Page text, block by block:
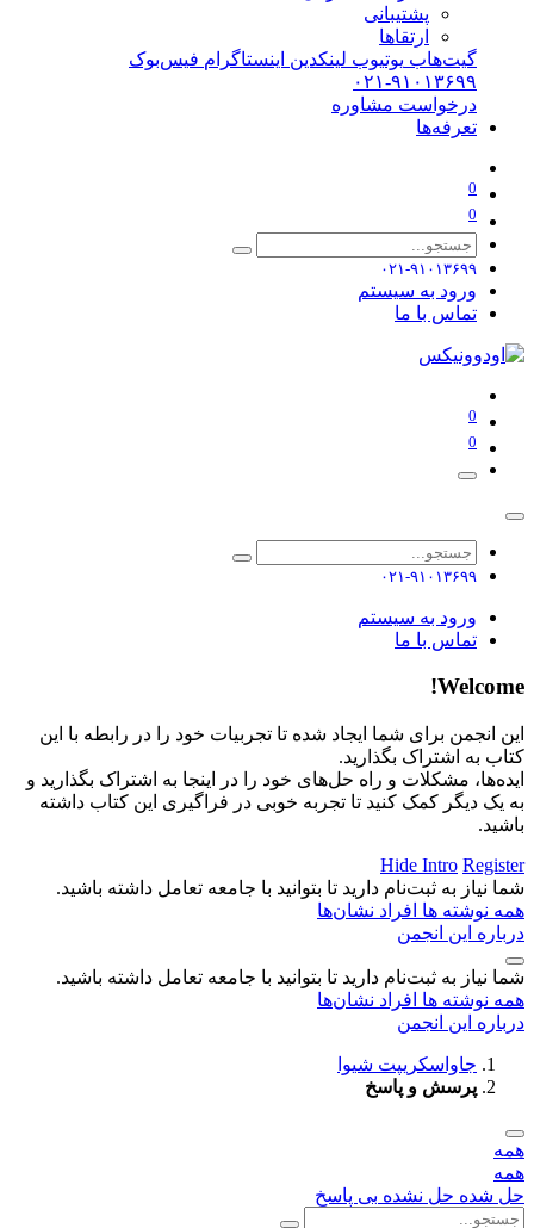
پشتیبانی
ارتقاها
گیت‌هاب یوتیوب لینکدین اینستاگرام فیس‌بوک
۰۲۱-۹۱۰۱۳۶۹۹
درخواست مشاوره
تعرفه‌ها
0
0
۰۲۱-۹۱۰۱۳۶۹۹
ورود به سیستم
تماس با ما
0
0
۰۲۱-۹۱۰۱۳۶۹۹
ورود به سیستم
تماس با ما
Welcome!
این انجمن برای شما ایجاد شده تا تجربیات خود را در رابطه با این
کتاب به اشتراک بگذارید.
ایده‌ها، مشکلات و راه حل‌های خود را در اینجا به اشتراک بگذارید و
به یک دیگر کمک کنید تا تجربه خوبی در فراگیری این کتاب داشته
باشید.
Hide Intro Register
شما نیاز به ثبت‌نام دارید تا بتوانید با جامعه تعامل داشته باشید.
همه نوشته ها افراد نشان‌ها
درباره این انجمن
شما نیاز به ثبت‌نام دارید تا بتوانید با جامعه تعامل داشته باشید.
همه نوشته ها افراد نشان‌ها
درباره این انجمن
جاواسکریپت شیوا
پرسش و پاسخ
همه
همه
حل شده حل نشده بی پاسخ